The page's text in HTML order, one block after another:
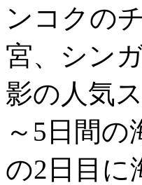
ンコクの
宮、シン
影の人気
～5日間
の2日目に